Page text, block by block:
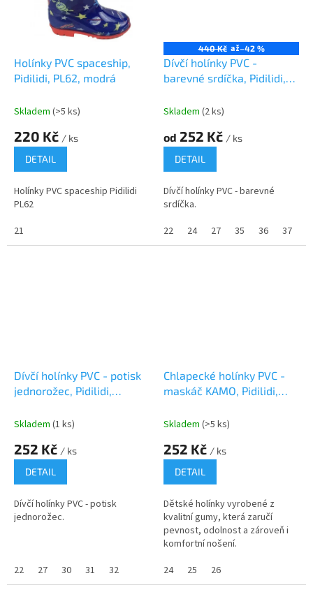
Holínky PVC spaceship,
Pidilidi, PL62, modrá
Skladem (>5 ks)
220 Kč / ks
DETAIL
Holínky PVC spaceship Pidilidi
PL62
21
440 Kč až–42 %
Dívčí holínky PVC -
barevné srdíčka, Pidilidi,
Skladem (2 ks)
od 252 Kč / ks
DETAIL
Dívčí holínky PVC - barevné
srdíčka.
22
24 27 35 36 37
Dívčí holínky PVC - potisk
jednorožec, Pidilidi,
Skladem (1 ks)
252 Kč / ks
DETAIL
Dívčí holínky PVC - potisk
jednorožec.
22 27 30 31 32
Chlapecké holínky PVC -
maskáč KAMO, Pidilidi,
Skladem (>5 ks)
252 Kč / ks
DETAIL
Dětské holínky vyrobené z
kvalitní gumy, která zaručí
pevnost, odolnost a zároveň i
komfortní nošení.
24
25 26